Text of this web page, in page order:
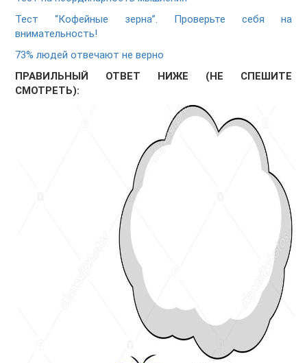
Тест “Кофейные зерна”. Проверьте себя на
внимательность!
73% людей отвечают не верно
ПРАВИЛЬНЫЙ ОТВЕТ НИЖЕ (НЕ СПЕШИТЕ
СМОТРЕТЬ):